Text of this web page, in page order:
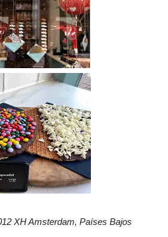
XH Amsterdam, Países Bajos